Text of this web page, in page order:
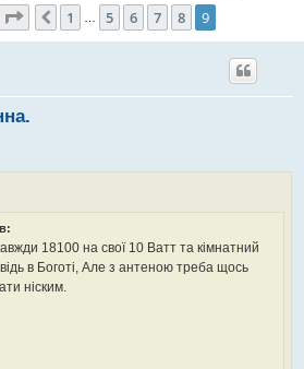
Сторінка9 з9
Поперед.
1 5 6 7 8 9
18100 на свої 10 Ватт та кімнатний
в Боготі, Але з антеною треба щось
ніским.